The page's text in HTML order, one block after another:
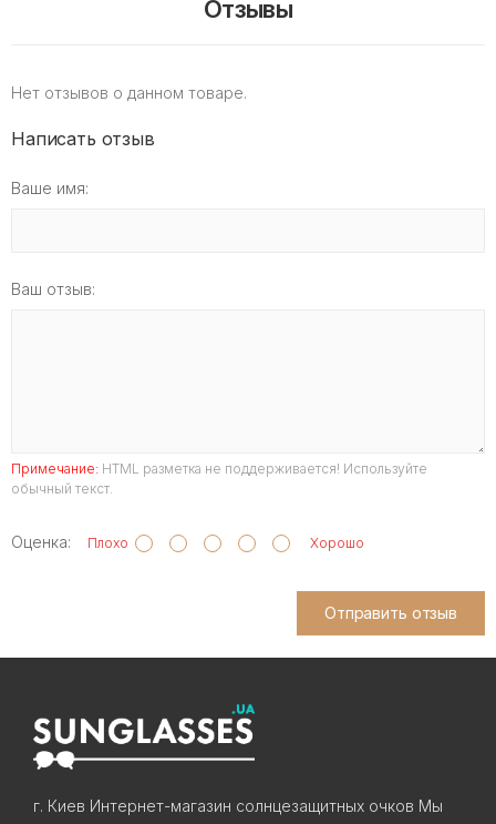
Отзывы
Нет отзывов о данном товаре.
Написать отзыв
Ваше имя:
Ваш отзыв:
Примечание: HTML разметка не поддерживается! Используйте
обычный текст.
Оценка: Плохо Хорошо
Отправить отзыв
г. Киев Интернет-магазин солнцезащитных очков Мы